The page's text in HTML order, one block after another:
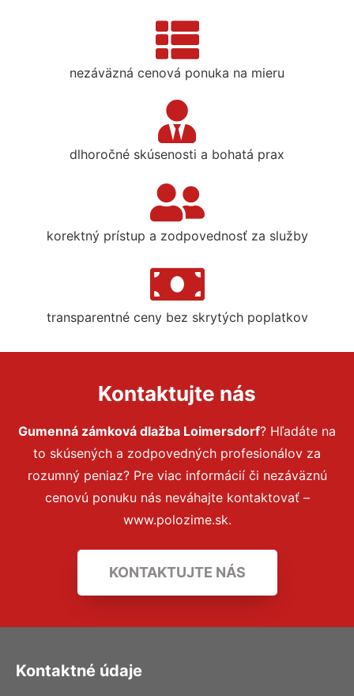
nezáväzná cenová ponuka na mieru
dlhoročné skúsenosti a bohatá prax
korektný prístup a zodpovednosť za služby
transparentné ceny bez skrytých poplatkov
Kontaktujte nás
Gumenná zámková dlažba Loimersdorf? Hľadáte na
to skúsených a zodpovedných profesionálov za
rozumný peniaz? Pre viac informácií či nezáväznú
cenovú ponuku nás neváhajte kontaktovať –
www.polozime.sk.
KONTAKTUJTE NÁS
Kontaktné údaje